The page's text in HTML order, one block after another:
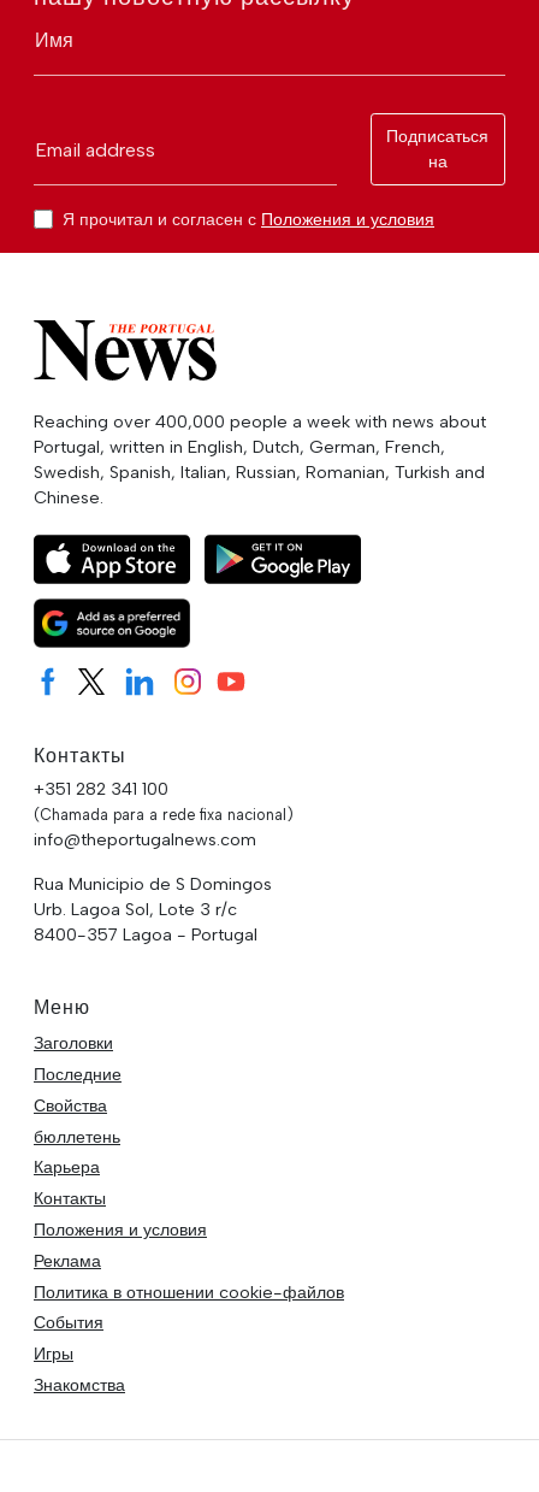
Имя
Email address
Подписаться
на
Я прочитал и согласен с Положения и условия
Reaching over 400,000 people a week with news about
Portugal, written in English, Dutch, German, French,
Swedish, Spanish, Italian, Russian, Romanian, Turkish and
Chinese.
Контакты
+351 282 341 100
(Chamada para a rede fixa nacional)
info@theportugalnews.com
Rua Municipio de S Domingos
Urb. Lagoa Sol, Lote 3 r/c
8400-357 Lagoa - Portugal
Меню
Заголовки
Последние
Свойства
бюллетень
Карьера
Контакты
Положения и условия
Реклама
Политика в отношении cookie-файлов
События
Игры
Знакомства